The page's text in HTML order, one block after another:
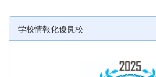
学校情報化優良校